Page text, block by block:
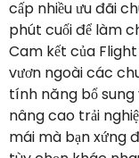
cấp nhiều ưu đãi
phút cuối để làm
Cam kết của
vươn ngoài các
tính năng bổ sung
nâng cao trải
mái mà bạn xứng